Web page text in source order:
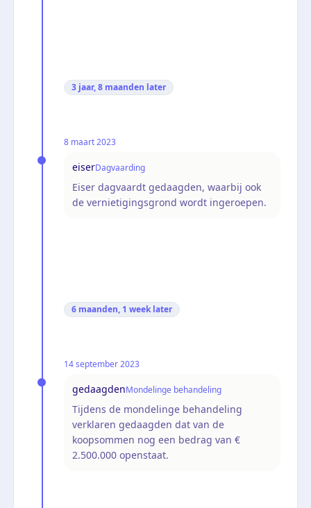
3 jaar, 8 maanden later
8 maart 2023
eiserDagvaarding
Eiser dagvaardt gedaagden, waarbij ook
de vernietigingsgrond wordt ingeroepen.
6 maanden, 1 week later
14 september 2023
gedaagdenMondelinge behandeling
Tijdens de mondelinge behandeling
verklaren gedaagden dat van de
koopsommen nog een bedrag van €
2.500.000 openstaat.